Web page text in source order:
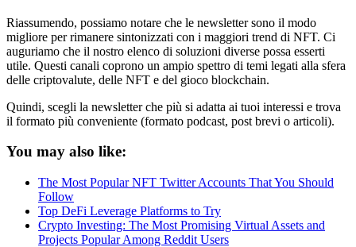
Riassumendo, possiamo notare che le newsletter sono il modo
migliore per rimanere sintonizzati con i maggiori trend di NFT. Ci
auguriamo che il nostro elenco di soluzioni diverse possa esserti
utile. Questi canali coprono un ampio spettro di temi legati alla sfera
delle criptovalute, delle NFT e del gioco blockchain.
Quindi, scegli la newsletter che più si adatta ai tuoi interessi e trova
il formato più conveniente (formato podcast, post brevi o articoli).
You may also like:
The Most Popular NFT Twitter Accounts That You Should
Follow
Top DeFi Leverage Platforms to Try
Crypto Investing: The Most Promising Virtual Assets and
Projects Popular Among Reddit Users